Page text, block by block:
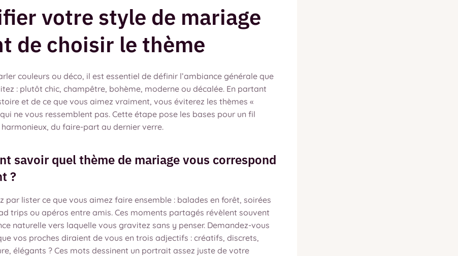
votre style de mariage
de choisir le thème
couleurs ou déco, il est essentiel de définir l’ambiance générale que
: plutôt chic, champêtre, bohème, moderne ou décalée. En partant
et de ce que vous aimez vraiment, vous éviterez les thèmes «
ne vous ressemblent pas. Cette étape pose les bases pour un fil
du faire-part au dernier verre.
savoir quel thème de mariage vous correspond
?
par lister ce que vous aimez faire ensemble : balades en forêt, soirées
trips ou apéros entre amis. Ces moments partagés révèlent souvent
naturelle vers laquelle vous gravitez sans y penser. Demandez-vous
vos proches diraient de vous en trois adjectifs : créatifs, discrets,
élégants ? Ces mots dessinent un portrait assez juste de votre